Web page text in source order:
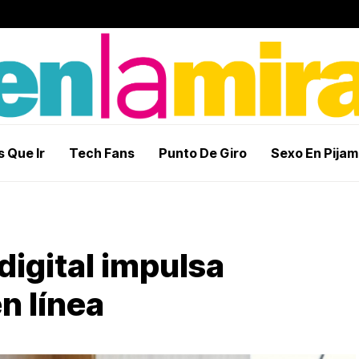
Que Ir Tech Fans Punto De Giro Sexo En
impulsa
línea